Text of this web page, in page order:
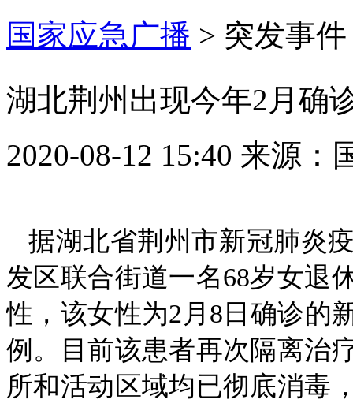
国家应急广播 > 突发事件
湖北荆州出现今年2月确
2020-08-12 15:40 来源：
据湖北省荆州市新冠肺炎
发区联合街道一名68岁女退
性，该女性为2月8日确诊的
例。目前该患者再次隔离治
所和活动区域均已彻底消毒